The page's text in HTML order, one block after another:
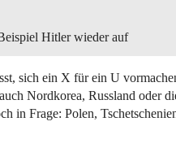
Hitler wieder auf
sich ein X für ein U
Nordkorea, Russland oder
in Frage: Polen,